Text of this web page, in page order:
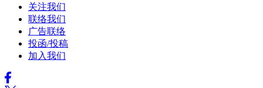
关注我们
联络我们
广告联络
投函/投稿
加入我们